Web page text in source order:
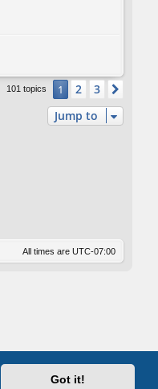
Got it!
101 topics 1 2 3
Jump to
All times are UTC-07:00